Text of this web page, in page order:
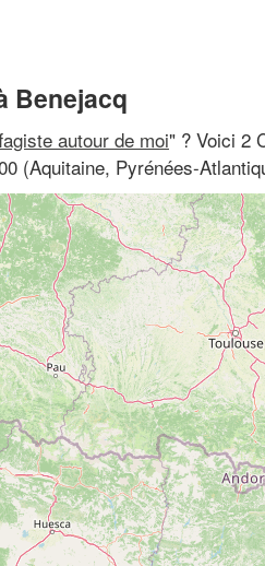
Benejacq
autour de moi" ? Voici 2
(Aquitaine, Pyrénées-